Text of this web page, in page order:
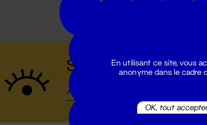
Suivez toutes les
En utilisant ce site, vous
anonyme dans le cadre
OK, tout